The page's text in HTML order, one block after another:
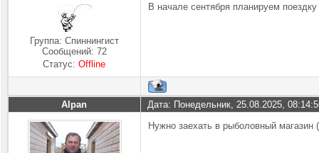
Группа: Спиннингист
Сообщений: 72
Статус:Offline
В начале сентября планируем
Alpan Дата: Понедельник, 25.08.2025,
Нужно заехать в рыболовный магазин